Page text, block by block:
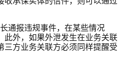
通报违规事件，在某些情况
此外，如果外泄发生在业务关联
三方业务关联方必须同样提醒受